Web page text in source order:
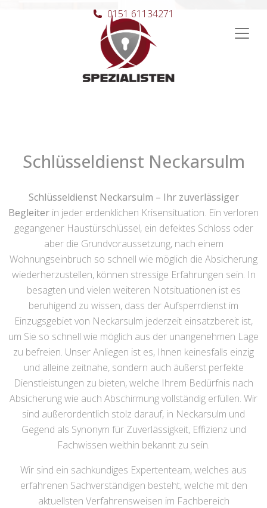
Hauptnavigation
0151 61134271
Schlüsseldienst Neckarsulm
Schlüsseldienst Neckarsulm – Ihr zuverlässiger
Begleiter in jeder erdenklichen Krisensituation. Ein verloren
gegangener Haustürschlüssel, ein defektes Schloss oder
aber die Grundvoraussetzung, nach einem
Wohnungseinbruch so schnell wie möglich die Absicherung
wiederherzustellen, können stressige Erfahrungen sein. In
besagten und vielen weiteren Notsituationen ist es
beruhigend zu wissen, dass der Aufsperrdienst im
Einzugsgebiet von Neckarsulm jederzeit einsatzbereit ist,
um Sie so schnell wie möglich aus der unangenehmen Lage
zu befreien. Unser Anliegen ist es, Ihnen keinesfalls einzig
und alleine zeitnahe, sondern auch äußerst perfekte
Dienstleistungen zu bieten, welche Ihrem Bedürfnis nach
Absicherung wie auch Abschirmung vollständig erfüllen. Wir
sind außerordentlich stolz darauf, in Neckarsulm und
Gegend als Synonym für Zuverlässigkeit, Effizienz und
Fachwissen weithin bekannt zu sein.
Wir sind ein sachkundiges Expertenteam, welches aus
erfahrenen Sachverständigen besteht, welche mit den
aktuellsten Verfahrensweisen im Fachbereich